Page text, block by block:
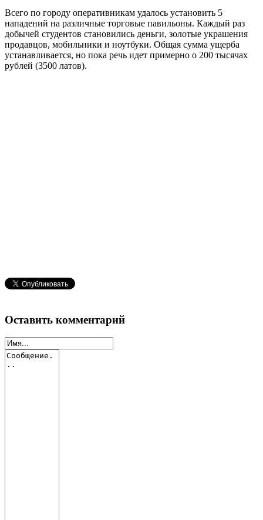
Всего по городу оперативникам удалось установить 5
нападений на различные торговые павильоны. Каждый раз
добычей студентов становились деньги, золотые украшения
продавцов, мобильники и ноутбуки. Общая сумма ущерба
устанавливается, но пока речь идет примерно о 200 тысячах
рублей (3500 латов).
Оставить комментарий